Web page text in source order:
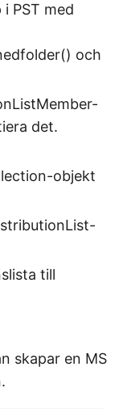
PST med
och
det.
objekt
till
skapar en MS